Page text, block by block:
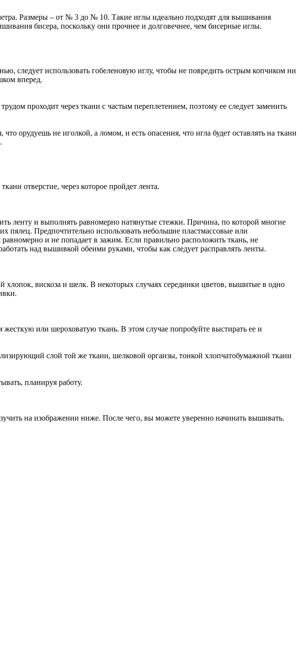
Размеры – от № 3 до № 10. Такие иглы идеально подходят для вышивания
бисера, поскольку они прочнее и долговечнее, чем бисерные иглы.
следует использовать гобеленовую иглу, чтобы не повредить острым копчиком ни
вперед.
проходит через ткани с частым переплетением, поэтому ее следует заменить
орудуешь не иголкой, а ломом, и есть опасения, что игла будет оставлять на ткани
отверстие, через которое пройдет лента.
ленту и выполнять равномерно натянутые стежки. Причина, по которой многие
Предпочтительно использовать небольшие пластмассовые или
и не попадает в зажим. Если правильно расположить ткань, не
над вышивкой обеими руками, чтобы как следует расправлять ленты.
вискоза и шелк. В некоторых случаях серединки цветов, вышитые в одно
или шероховатую ткань. В этом случае попробуйте выстирать ее и
слой той же ткани, шелковой органзы, тонкой хлопчатобумажной ткани
планируя работу.
на изображении ниже. После чего, вы можете уверенно начинать вышивать.